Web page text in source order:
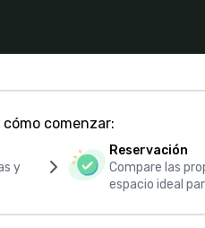
comenzar:
y
Reservación
Compare las
espacio ideal